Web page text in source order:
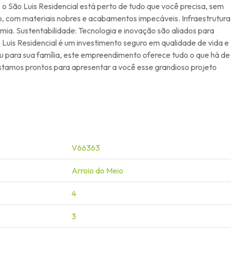
Luis Residencial está perto de tudo que você precisa, sem
materiais nobres e acabamentos impecáveis. Infraestrutura
Sustentabilidade: Tecnologia e inovação são aliados para
Residencial é um investimento seguro em qualidade de vida e
sua família, este empreendimento oferece tudo o que há de
prontos para apresentar a você esse grandioso projeto
V66363
Arroio do Meio
4
3